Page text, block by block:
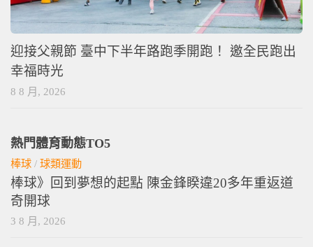
迎接父親節 臺中下半年路跑季開跑！ 邀全民跑出
幸福時光
8 8 月, 2026
熱門體育動態TO5
棒球 / 球類運動
棒球》回到夢想的起點 陳金鋒睽違20多年重返道
奇開球
3 8 月, 2026